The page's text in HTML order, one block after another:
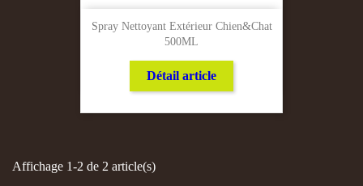
Spray Nettoyant Extérieur Chien&chat
500ML
Détail article
Affichage 1-2 de 2 article(s)